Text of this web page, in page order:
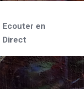
Ecouter en
Direct